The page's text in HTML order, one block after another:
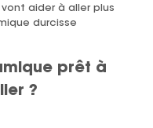
aider à aller plus
durcisse
prêt à
?